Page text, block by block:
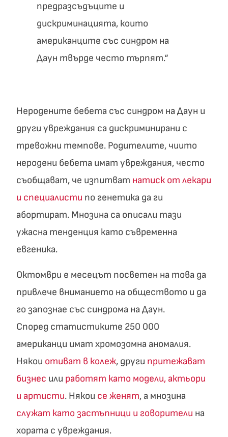
предразсъдъците и
дискриминацията, които
американците със синдром на
Даун твърде често търпят.“
Неродените бебета със синдром на Даун и
други увреждания са дискриминирани с
тревожни темпове. Родителите, чиито
неродени бебета имат увреждания, често
съобщават, че изпитват натиск от лекари
и специалисти по генетика да ги
абортират. Мнозина са описали тази
ужасна тенденция като съвременна
евгеника.
Октомври е месецът посветен на това да
привлече вниманието на обществото и да
го запознае със синдрома на Даун.
Според статистиките 250 000
американци имат хромозомна аномалия.
Някои отиват в колеж, други притежават
бизнес или работят като модели, актьори
и артисти. Някои се женят, а мнозина
служат като застъпници и говорители на
хората с увреждания.